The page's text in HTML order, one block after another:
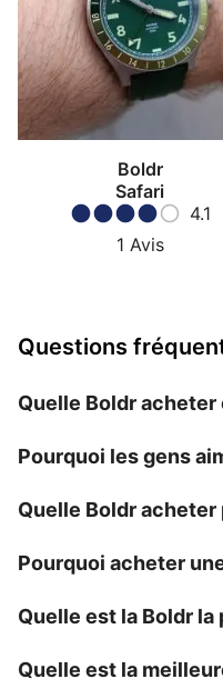
Boldr
Safari
4.1
1 Avis
Questions
Quelle Boldr acheter
Pourquoi les gens
Quelle Boldr
Pourquoi acheter
Quelle est la Boldr la
Quelle est la